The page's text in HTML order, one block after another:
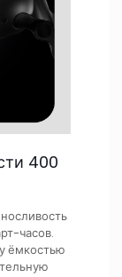
400
часов.
ёмкостью